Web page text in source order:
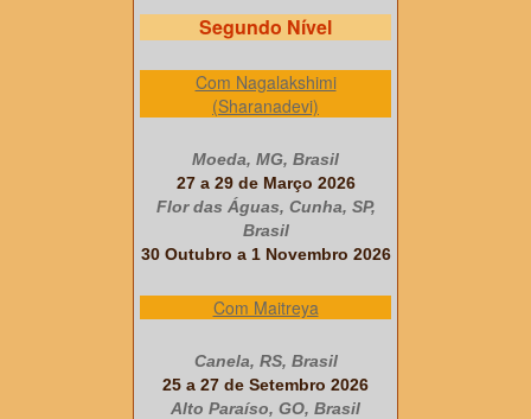
Segundo Nível
Com Nagalakshimi
(Sharanadevi)
Moeda, MG, Brasil
27 a 29 de Março 2026
Flor das Águas, Cunha, SP,
Brasil
30 Outubro a 1 Novembro 2026
Com Maitreya
Canela, RS, Brasil
25 a 27 de Setembro 2026
Alto Paraíso, GO, Brasil